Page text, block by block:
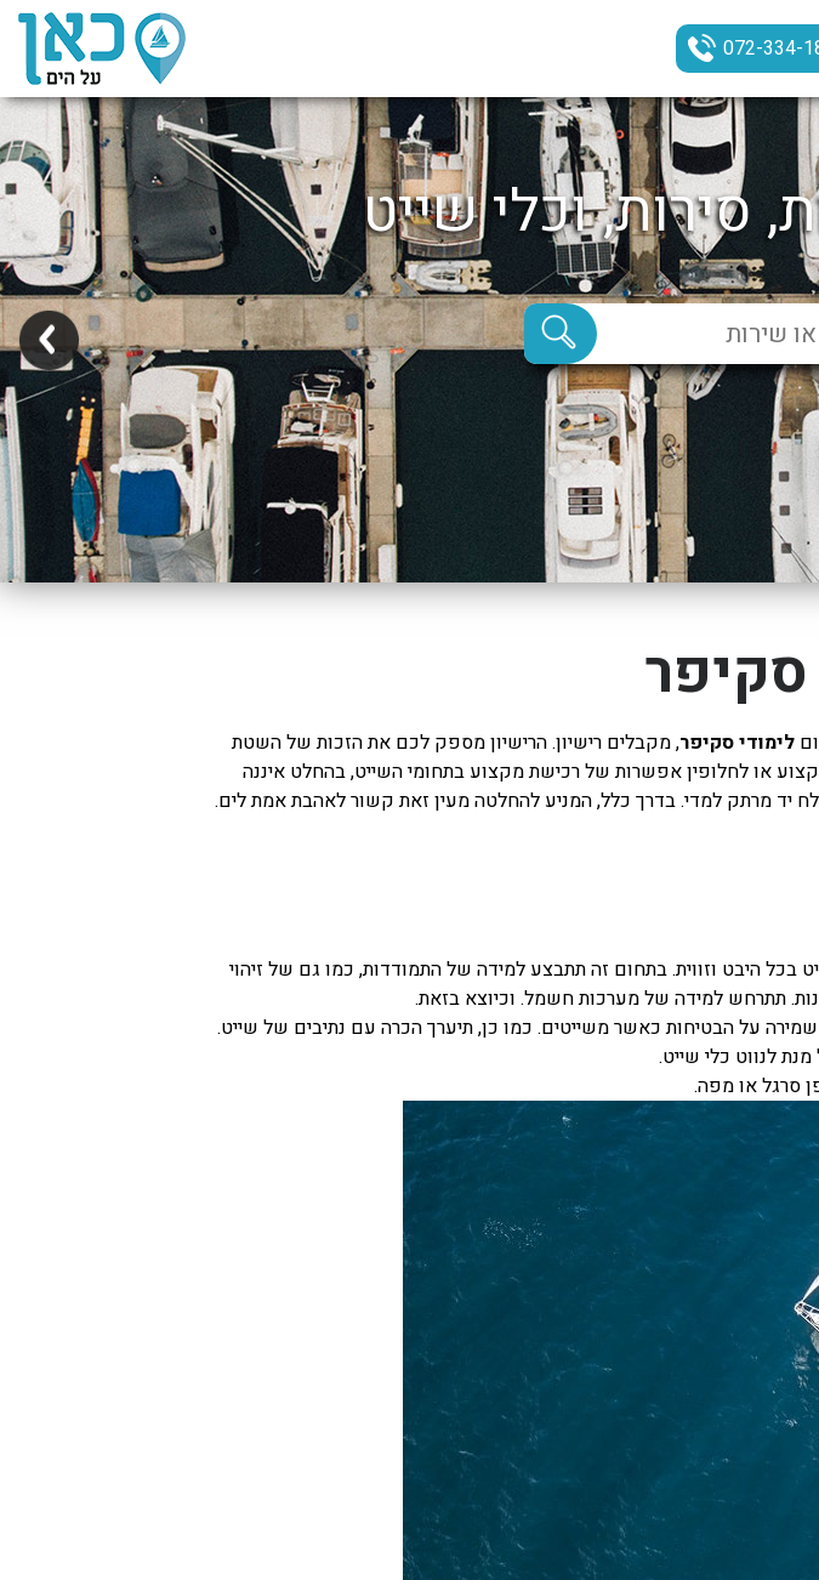
סירות, וכלי שייט
סקיפר
לימודי סקיפר, מקבלים רישיון. הרישיון מספק לכם את הזכות של השטת
או לחלופין אפשרות של רכישת מקצוע בתחומי השייט, בהחלט איננה
מרתק למדי. בדרך כלל, המניע להחלטה מעין זאת קשור לאהבת אמת לים.
בכל היבט וזווית. בתחום זה תתבצע למידה של התמודדות, כמו גם של זיהוי
תתרחש למידה של מערכות חשמל. וכיוצא בזאת.
על הבטיחות כאשר משייטים. כמו כן, תיערך הכרה עם נתיבים של שייט.
לנווט כלי שייט.
סרגל או מפה.